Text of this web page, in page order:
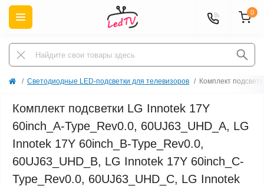
0
Светодиодные LED-подсветки для телевизоров Комплект
Комплект подсветки LG Innotek 17Y
60inch_A-Type_Rev0.0, 60UJ63_UHD_A, LG
Innotek 17Y 60inch_B-Type_Rev0.0,
60UJ63_UHD_B, LG Innotek 17Y 60inch_C-
Type_Rev0.0, 60UJ63_UHD_C, LG Innotek